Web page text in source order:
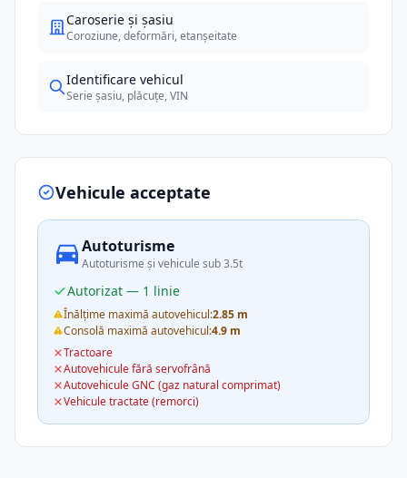
Caroserie și șasiu
Coroziune, deformări, etanșeitate
Identificare vehicul
Serie șasiu, plăcuțe, VIN
Vehicule acceptate
Autoturisme
Autoturisme și vehicule sub 3.5t
Autorizat — 1 linie
Înălțime maximă autovehicul:2.85 m
Consolă maximă autovehicul:4.9 m
Tractoare
Autovehicule fără servofrână
Autovehicule GNC (gaz natural comprimat)
Vehicule tractate (remorci)